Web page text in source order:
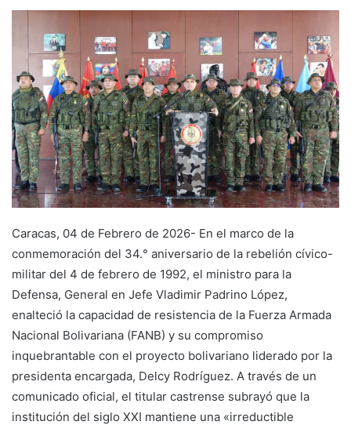
Caracas, 04 de Febrero de 2026- En el marco de la
conmemoración del 34.° aniversario de la rebelión cívico-
militar del 4 de febrero de 1992, el ministro para la
Defensa, General en Jefe Vladimir Padrino López,
enalteció la capacidad de resistencia de la Fuerza Armada
Nacional Bolivariana (FANB) y su compromiso
inquebrantable con el proyecto bolivariano liderado por la
presidenta encargada, Delcy Rodríguez. A través de un
comunicado oficial, el titular castrense subrayó que la
institución del siglo XXI mantiene una «irreductible